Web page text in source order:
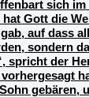
sich
Gott die
auf dass
sondern
spricht der
gebären,